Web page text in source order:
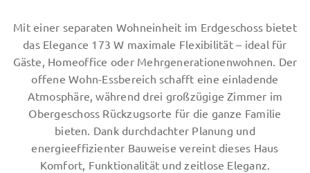
Mit einer separaten Wohneinheit im Erdgeschoss bietet
das Elegance 173 W maximale Flexibilität – ideal für
Gäste, Homeoffice oder Mehrgenerationenwohnen. Der
offene Wohn-Essbereich schafft eine einladende
Atmosphäre, während drei großzügige Zimmer im
Obergeschoss Rückzugsorte für die ganze Familie
bieten. Dank durchdachter Planung und
energieeffizienter Bauweise vereint dieses Haus
Komfort, Funktionalität und zeitlose Eleganz.